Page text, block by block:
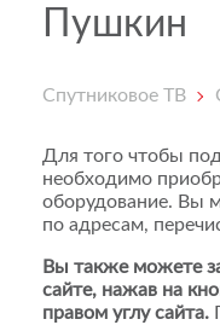
Пушкин
Спутниковое ТВ
Для того чтобы
необходимо
оборудование. Вы
по адресам,
Вы также можете
сайте, нажав на
правом углу сайта.